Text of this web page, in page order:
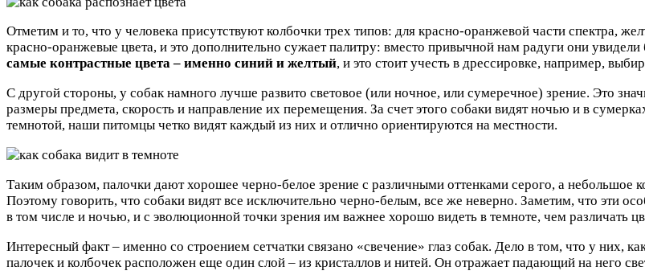
Отметим и то, что у человека присутствуют колбочки трех типов: для красно-оранжевой части спектра,
красно-оранжевые цвета, и это дополнительно сужает палитру: вместо привычной нам радуги они
самые контрастные цвета – именно синий и желтый, и это стоит учесть в дрессировке, например,
С другой стороны, у собак намного лучше развито световое (или ночное, или сумеречное) зрение. Это
размеры предмета, скорость и направление их перемещения. За счет этого собаки видят ночью и в
темнотой, наши питомцы четко видят каждый из них и отлично ориентируются на местности.
Таким образом, палочки дают хорошее черно-белое зрение с различными оттенками серого, а небольшое
Поэтому говорить, что собаки видят все исключительно черно-белым, все же неверно. Заметим, что эти
в том числе и ночью, и с эволюционной точки зрения им важнее хорошо видеть в темноте, чем различать
Интересный факт – именно со строением сетчатки связано «свечение» глаз собак. Дело в том, что у
палочек и колбочек расположен еще один слой – из кристаллов и нитей. Он отражает падающий на него